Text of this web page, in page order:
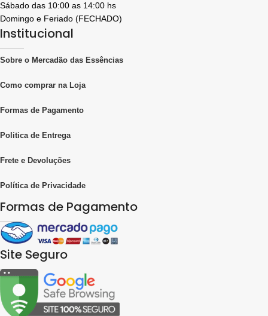
Sábado das 10:00 as 14:00 hs
Domingo e Feriado (FECHADO)
Institucional
Sobre o Mercadão das Essências
Como comprar na Loja
Formas de Pagamento
Politica de Entrega
Frete e Devoluções
Política de Privacidade
Formas de Pagamento
Site Seguro